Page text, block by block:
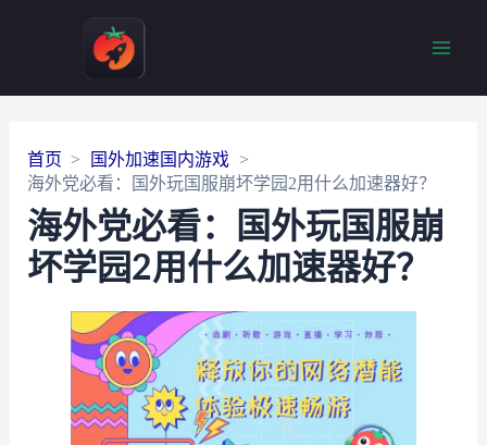
首页
国外加速国内游戏
海外党必看：国外玩国服崩坏学园2用什么加速器好？
海外党必看：国外玩国服崩
坏学园2用什么加速器好？